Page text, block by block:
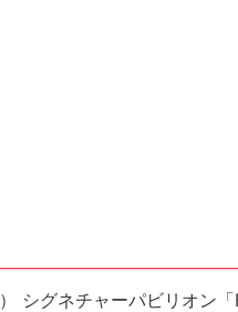
シグネチャーパビリオン